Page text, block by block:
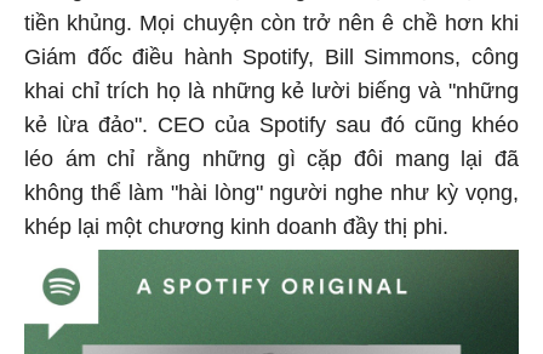
tiền khủng. Mọi chuyện còn trở nên ê chề hơn khi
Giám đốc điều hành Spotify, Bill Simmons, công
khai chỉ trích họ là những kẻ lười biếng và "những
kẻ lừa đảo". CEO của Spotify sau đó cũng khéo
léo ám chỉ rằng những gì cặp đôi mang lại đã
không thể làm "hài lòng" người nghe như kỳ vọng,
khép lại một chương kinh doanh đầy thị phi.